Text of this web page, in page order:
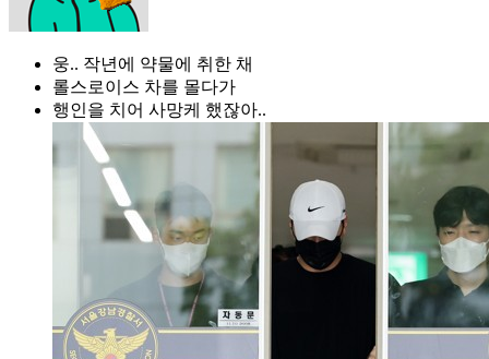
웅.. 작년에 약물에 취한 채
롤스로이스 차를 몰다가
행인을 치어 사망케 했잖아..